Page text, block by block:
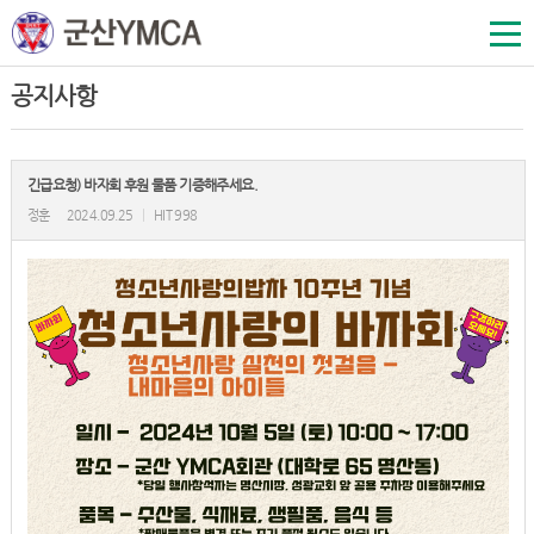
공지사항
긴급요청) 바자회 후원 물품 기증해주세요.
정훈 2024.09.25 HIT 998